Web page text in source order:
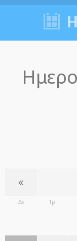
Δε Τρ